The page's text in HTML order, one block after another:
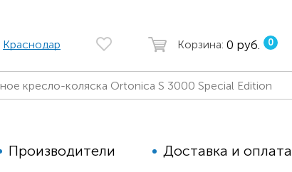
Краснодар Корзина: 0 руб. 0
Производители Доставка и оплата